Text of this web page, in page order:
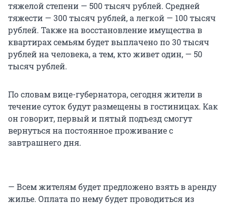
тяжелой степени — 500 тысяч рублей. Средней
тяжести — 300 тысяч рублей, а легкой — 100 тысяч
рублей. Также на восстановление имущества в
квартирах семьям будет выплачено по 30 тысяч
рублей на человека, а тем, кто живет один, — 50
тысяч рублей.
По словам вице-губернатора, сегодня жители в
течение суток будут размещены в гостиницах. Как
он говорит, первый и пятый подъезд смогут
вернуться на постоянное проживание с
завтрашнего дня.
— Всем жителям будет предложено взять в аренду
жилье. Оплата по нему будет проводиться из